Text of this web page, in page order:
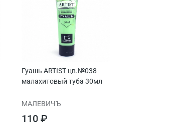
Гуашь ARTIST цв.№038
малахитовый туба 30мл
МАЛЕВИЧЪ
110 ₽